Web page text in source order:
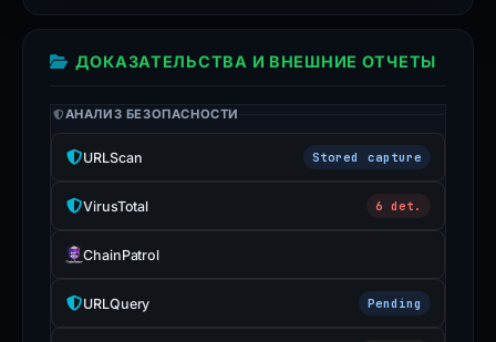
ДОКАЗАТЕЛЬСТВА И ВНЕШНИЕ ОТЧЕТЫ
АНАЛИЗ БЕЗОПАСНОСТИ
URLScan Stored capture
VirusTotal 6 det.
ChainPatrol
URLQuery Pending